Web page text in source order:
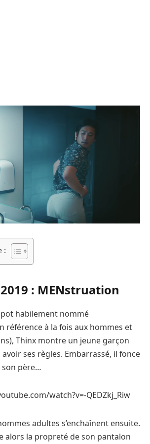
:
: MENstruation
habilement nommé
référence à la fois aux hommes et
Thinx montre un jeune garçon
ses règles. Embarrassé, il fonce
son père…
watch?v=-QEDZkj_Riw
adultes s’enchaînent ensuite.
alors la propreté de son pantalon